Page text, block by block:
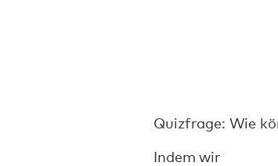
Quizfrage: Wie
Indem wir